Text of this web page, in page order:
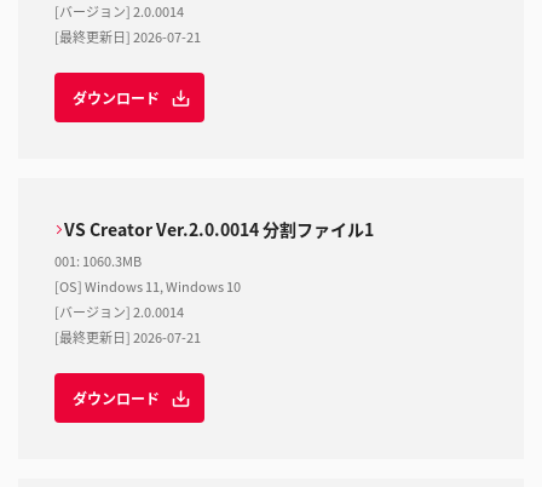
[バージョン] 2.0.0014
[最終更新日] 2026-07-21
ダウンロード
VS Creator Ver.2.0.0014 分割ファイル1
001: 1060.3MB
[OS] Windows 11, Windows 10
[バージョン] 2.0.0014
[最終更新日] 2026-07-21
ダウンロード